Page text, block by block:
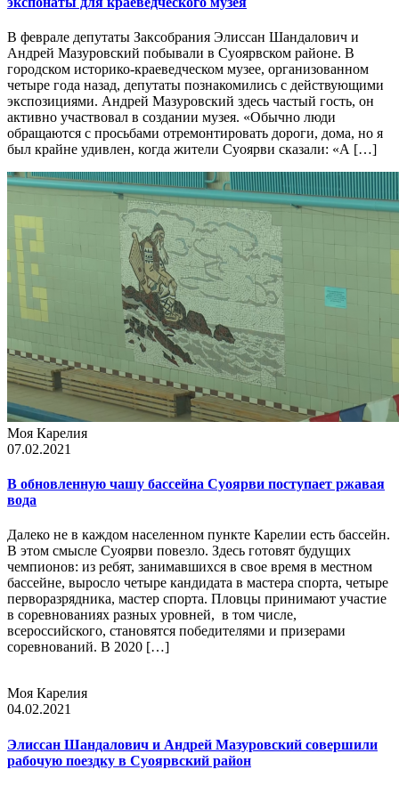
В феврале депутаты Заксобрания Элиссан Шандалович и
Андрей Мазуровский побывали в Суоярвском районе. В
городском историко-краеведческом музее, организованном
четыре года назад, депутаты познакомились с действующими
экспозициями. Андрей Мазуровский здесь частый гость, он
активно участвовал в создании музея. «Обычно люди
обращаются с просьбами отремонтировать дороги, дома, но я
был крайне удивлен, когда жители Суоярви сказали: «А […]
Моя Карелия
07.02.2021
В обновленную чашу бассейна Суоярви поступает ржавая
вода
Далеко не в каждом населенном пункте Карелии есть бассейн.
В этом смысле Суоярви повезло. Здесь готовят будущих
чемпионов: из ребят, занимавшихся в свое время в местном
бассейне, выросло четыре кандидата в мастера спорта, четыре
перворазрядника, мастер спорта. Пловцы принимают участие
в соревнованиях разных уровней, в том числе,
всероссийского, становятся победителями и призерами
соревнований. В 2020 […]
Моя Карелия
04.02.2021
Элиссан Шандалович и Андрей Мазуровский совершили
рабочую поездку в Суоярвский район